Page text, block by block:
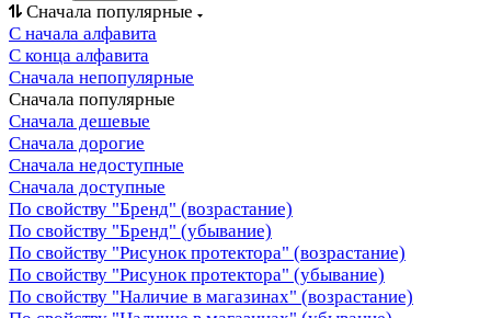
Сначала популярные
С начала алфавита
С конца алфавита
Сначала непопулярные
Сначала популярные
Сначала дешевые
Сначала дорогие
Сначала недоступные
Сначала доступные
По свойству "Бренд" (возрастание)
По свойству "Бренд" (убывание)
По свойству "Рисунок протектора" (возрастание)
По свойству "Рисунок протектора" (убывание)
По свойству "Наличие в магазинах" (возрастание)